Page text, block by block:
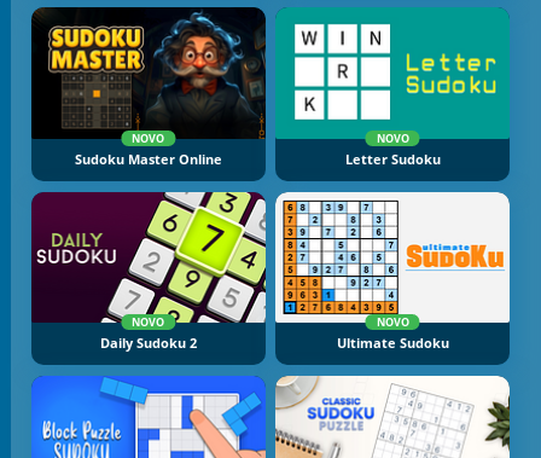
NOVO
Sudoku Master Online
NOVO
Letter Sudoku
NOVO
Daily Sudoku 2
NOVO
Ultimate Sudoku